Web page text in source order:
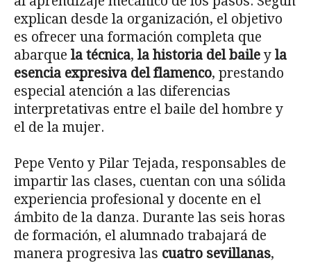
explican desde la organización, el objetivo
es ofrecer una formación completa que
abarque la técnica, la historia del bailey la
esencia expresiva del flamenco, prestando
especial atención a las diferencias
interpretativas entre el baile del hombre y
el de la mujer.
Pepe Vento y Pilar Tejada, responsables de
impartir las clases, cuentan con una sólida
experiencia profesional y docente en el
ámbito de la danza. Durante las seis horas
de formación, el alumnado trabajará de
manera progresiva las cuatro sevillanas,